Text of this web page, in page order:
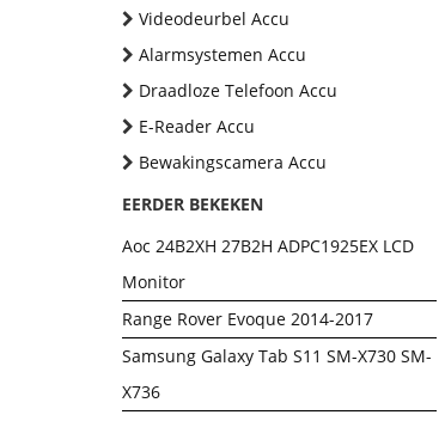
Videodeurbel Accu
Alarmsystemen Accu
Draadloze Telefoon Accu
E-Reader Accu
Bewakingscamera Accu
EERDER BEKEKEN
Aoc 24B2XH 27B2H ADPC1925EX LCD
Monitor
Range Rover Evoque 2014-2017
Samsung Galaxy Tab S11 SM-X730 SM-
X736